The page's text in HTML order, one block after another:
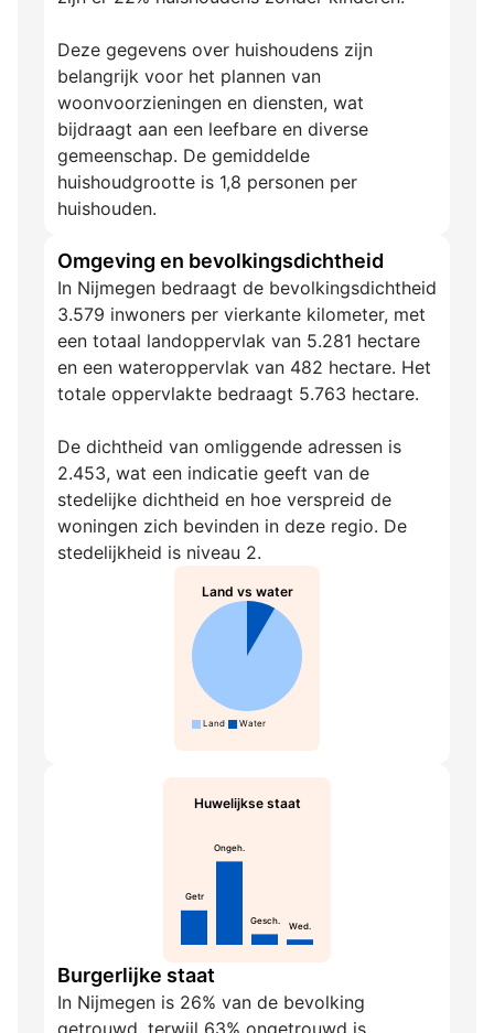
Deze gegevens over huishoudens zijn
belangrijk voor het plannen van
woonvoorzieningen en diensten, wat
bijdraagt aan een leefbare en diverse
gemeenschap. De gemiddelde
huishoudgrootte is 1,8 personen per
huishouden.
Omgeving en bevolkingsdichtheid
In Nijmegen bedraagt de bevolkingsdichtheid
3.579 inwoners per vierkante kilometer, met
een totaal landoppervlak van 5.281 hectare
en een wateroppervlak van 482 hectare. Het
totale oppervlakte bedraagt 5.763 hectare.
De dichtheid van omliggende adressen is
2.453, wat een indicatie geeft van de
stedelijke dichtheid en hoe verspreid de
woningen zich bevinden in deze regio. De
stedelijkheid is niveau 2.
Land vs water
Land Water
Huwelijkse staat
Getr
Ongeh.
Gesch. Wed.
Burgerlijke staat
In Nijmegen is 26% van de bevolking
getrouwd, terwijl 63% ongetrouwd is.